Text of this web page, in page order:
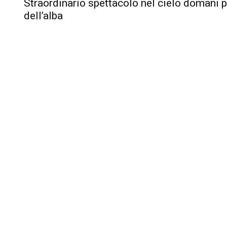
Straordinario spettacolo nel cielo domani
dell’alba